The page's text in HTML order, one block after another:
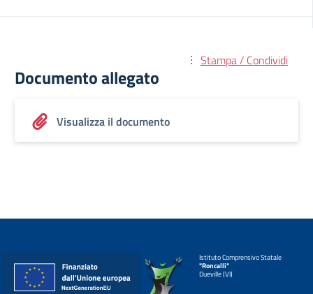
Stampa / Condividi
Documento allegato
Visualizza il documento
Istituto Comprensivo Statale
"Roncalli"
Dueville (VI)